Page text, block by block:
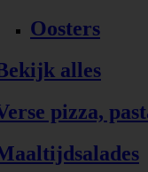
Oosters
alles
pizza,